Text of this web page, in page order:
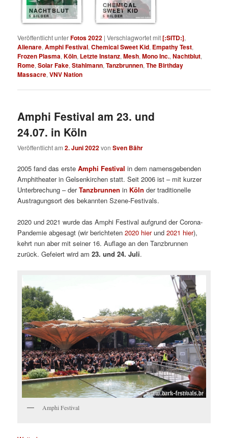
NACHTBLUT
5 BILDER
CHEMICAL
SWEET KID
5 BILDER
Veröffentlicht unterFotos 2022 |Verschlagwortet mit[:SITD:],
Alienare,Amphi Festival,Chemical Sweet Kid, Empathy Test,
Frozen Plasma,Köln, Letzte Instanz,Mesh,Mono Inc.,Nachtblut,
Rome,Solar Fake,Stahlmann,Tanzbrunnen,The Birthday
Massacre,VNV Nation
Amphi Festival am 23. und
24.07. in Köln
Veröffentlicht am2. Juni 2022vonSven Bähr
2005 fand das ersteAmphi Festival in dem namensgebenden
Amphitheater in Gelsenkirchen statt. Seit 2006 ist – mit kurzer
Unterbrechung – derTanzbrunnen in Köln der traditionelle
Austragungsort des bekannten Szene-Festivals.
2020 und 2021 wurde das Amphi Festival aufgrund der Corona-
Pandemie abgesagt (wir berichteten2020 hierund2021 hier),
kehrt nun aber mit seiner 16. Auflage an den Tanzbrunnen
zurück. Gefeiert wird am23. und 24. Juli.
Amphi Festival